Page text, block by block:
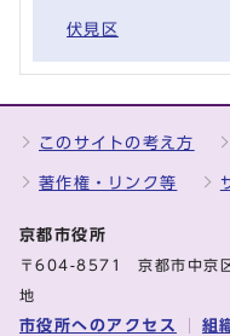
伏見区
このサイトの考え方
著作権・リンク等
京都市役所
〒604-8571 京都市中京区
地
市役所へのアクセス 組